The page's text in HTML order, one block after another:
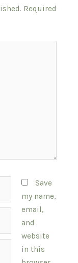
Required
Save
my name,
email,
and
website
in this